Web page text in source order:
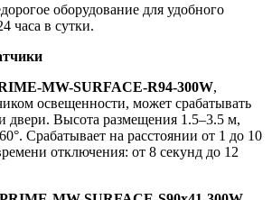
оборудование для удобного
часа в сутки.
MW-SURFACE-R94-300W,
освещенности, может срабатывать
двери. Высота размещения 1.5–3.5 м,
Срабатывает на расстоянии от 1 до 10
отключения: от 8 секунд до 12